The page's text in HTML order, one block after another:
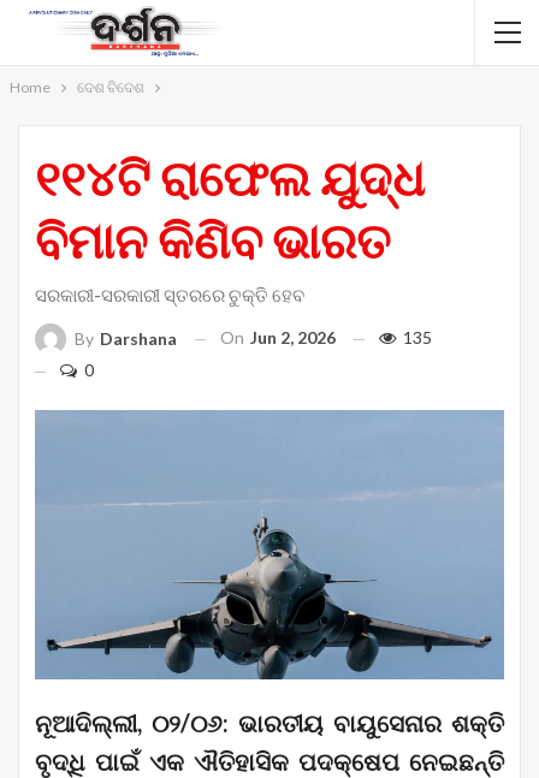
Home ଦେଶ ବିଦେଶ
୧୧୪ଟି ରାଫେଲ ଯୁଦ୍ଧ
ବିମାନ କିଣିବ ଭାରତ
ସରକାରୀ-ସରକାରୀ ସ୍ତରରେ ଚୁକ୍ତି ହେବ
By Darshana On Jun 2, 2026
135
0
ନୂଆଦିଲ୍ଲୀ, ୦୨/୦୬: ଭାରତୀୟ ବାୟୁସେନାର ଶକ୍ତି
ବୃଦ୍ଧି ପାଇଁ ଏକ ଐତିହାସିକ ପଦକ୍ଷେପ ନେଇଛନ୍ତି